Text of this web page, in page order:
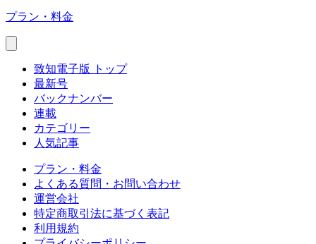
プラン・料金
致知電子版 トップ
最新号
バックナンバー
連載
カテゴリー
人気記事
プラン・料金
よくある質問・お問い合わせ
運営会社
特定商取引法に基づく表記
利用規約